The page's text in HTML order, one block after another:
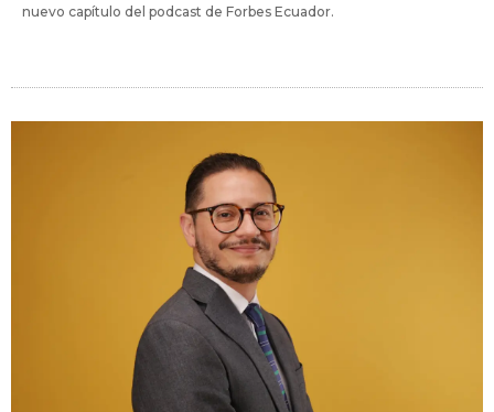
nuevo capítulo del podcast de Forbes Ecuador.